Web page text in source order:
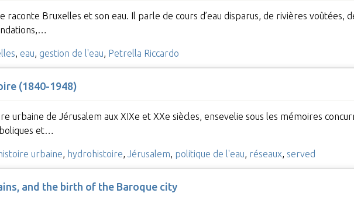
raconte Bruxelles et son eau. Il parle de cours d’eau disparus, de rivières voûtées,
, eau, gestion de l'eau, Petrella Riccardo
(1840-1948)
urbaine de Jérusalem aux XIXe et XXe siècles, ensevelie sous les mémoires
et…
histoire urbaine hydrohistoire Jérusalem politique de l'eau réseaux served
and the birth of the Baroque city